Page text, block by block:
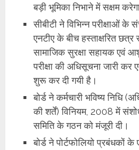
बड़ी भूमिका निभाने में सक्षम
सीबीटी ने विभिन्न परीक्षाओं
एनटीए के बीच हस्ताक्षरित छत्र
सामाजिक सुरक्षा सहायक एवं
परीक्षा की अधिसूचना जारी
शुरू कर दी गयी है।
बोर्ड ने कर्मचारी भविष्य निधि
की शर्तें) विनियम, 2008 में
समिति के गठन को मंजूरी दी।
बोर्ड ने पोर्टफोलियो प्रबंधकों